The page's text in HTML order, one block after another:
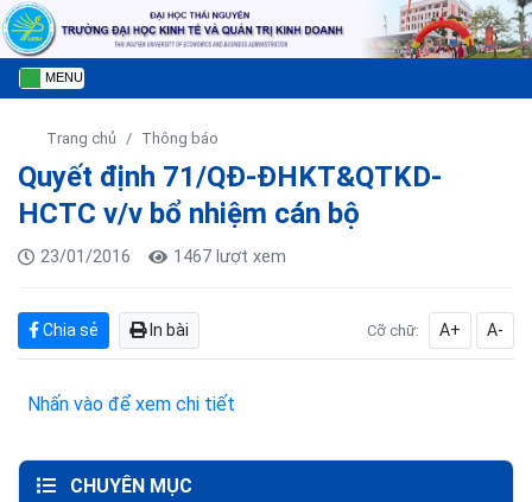
MENU
Trang chủ Thông báo
Quyết định 71/QĐ-ĐHKT&QTKD-
HCTC v/v bổ nhiệm cán bộ
23/01/2016 1467 lượt xem
Chia sẻ In bài Cỡ chữ: A+ A-
Nhấn vào để xem chi tiết
CHUYÊN MỤC